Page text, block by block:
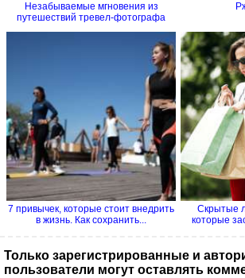
Незабываемые мгновения из
путешествий тревел-фотографа
7 привычек, которые стоит внедрить
в жизнь. Как сохранить...
Скрытые
которые
Только зарегистрированные и
пользователи могут оставлять